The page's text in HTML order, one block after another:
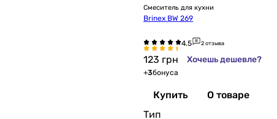
Смеситель для кухни
Brinex BW 269
2 отзыва
123 грн Хочешь дешевле?
+3бонуса
Купить
О товаре
Тип